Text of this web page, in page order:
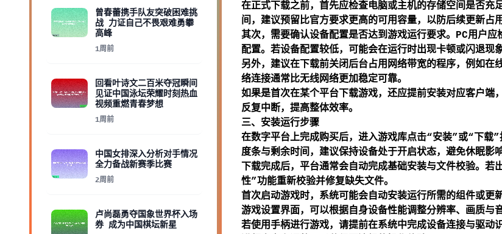
曾春蕾携手队友突破困难挑
战 力证自己不畏艰难勇攀
高峰
1周前
回看叶诗文二百米夺冠瞬间
见证中国泳坛荣耀时刻热血
视频重燃青春梦想
1周前
中国女排深入分析对手情况
全力备战新赛季比赛
2周前
卢尚磊勇夺国象世界杯入场
券 成为中国棋坛新星
在正式下载之前，首先应检查电脑或主机的存储空间是否
间，建议预留比官方要求更高的可用容量，以防后续更新占
其次，需要确认设备配置是否达到游戏运行要求。PC用户
配置。若设备配置较低，可能会在运行时出现卡顿或闪退现象
另外，建议在下载前关闭后台占用网络带宽的程序，例如
络连接通常比无线网络更加稳定可靠。
如果是首次在某个平台下载游戏，还应提前安装对应客户
反复中断，提高整体效率。
三、安装运行步骤
在数字平台上完成购买后，进入游戏库点击“安装”或“下载
度条与剩余时间，建议保持设备处于开启状态，避免休眠影响
下载完成后，平台通常会自动完成基础安装与文件校验。
性”功能重新校验并修复缺失文件。
首次启动游戏时，系统可能会自动安装运行所需的组件或
游戏设置界面，可以根据自身设备性能调整分辨率、画质与
若使用手柄进行游戏，请提前在系统中完成设备连接与驱